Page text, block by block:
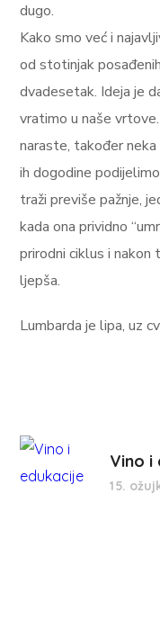
dugo.
Kako smo već i
od stotinjak
dvadesetak. Ideja je
vratimo u naše
naraste, također neka
ih dogodine
traži previše pažnje,
kada ona prividno
prirodni ciklus i nakon
ljepša.
Lumbarda je lipa, uz
Vino i
15.